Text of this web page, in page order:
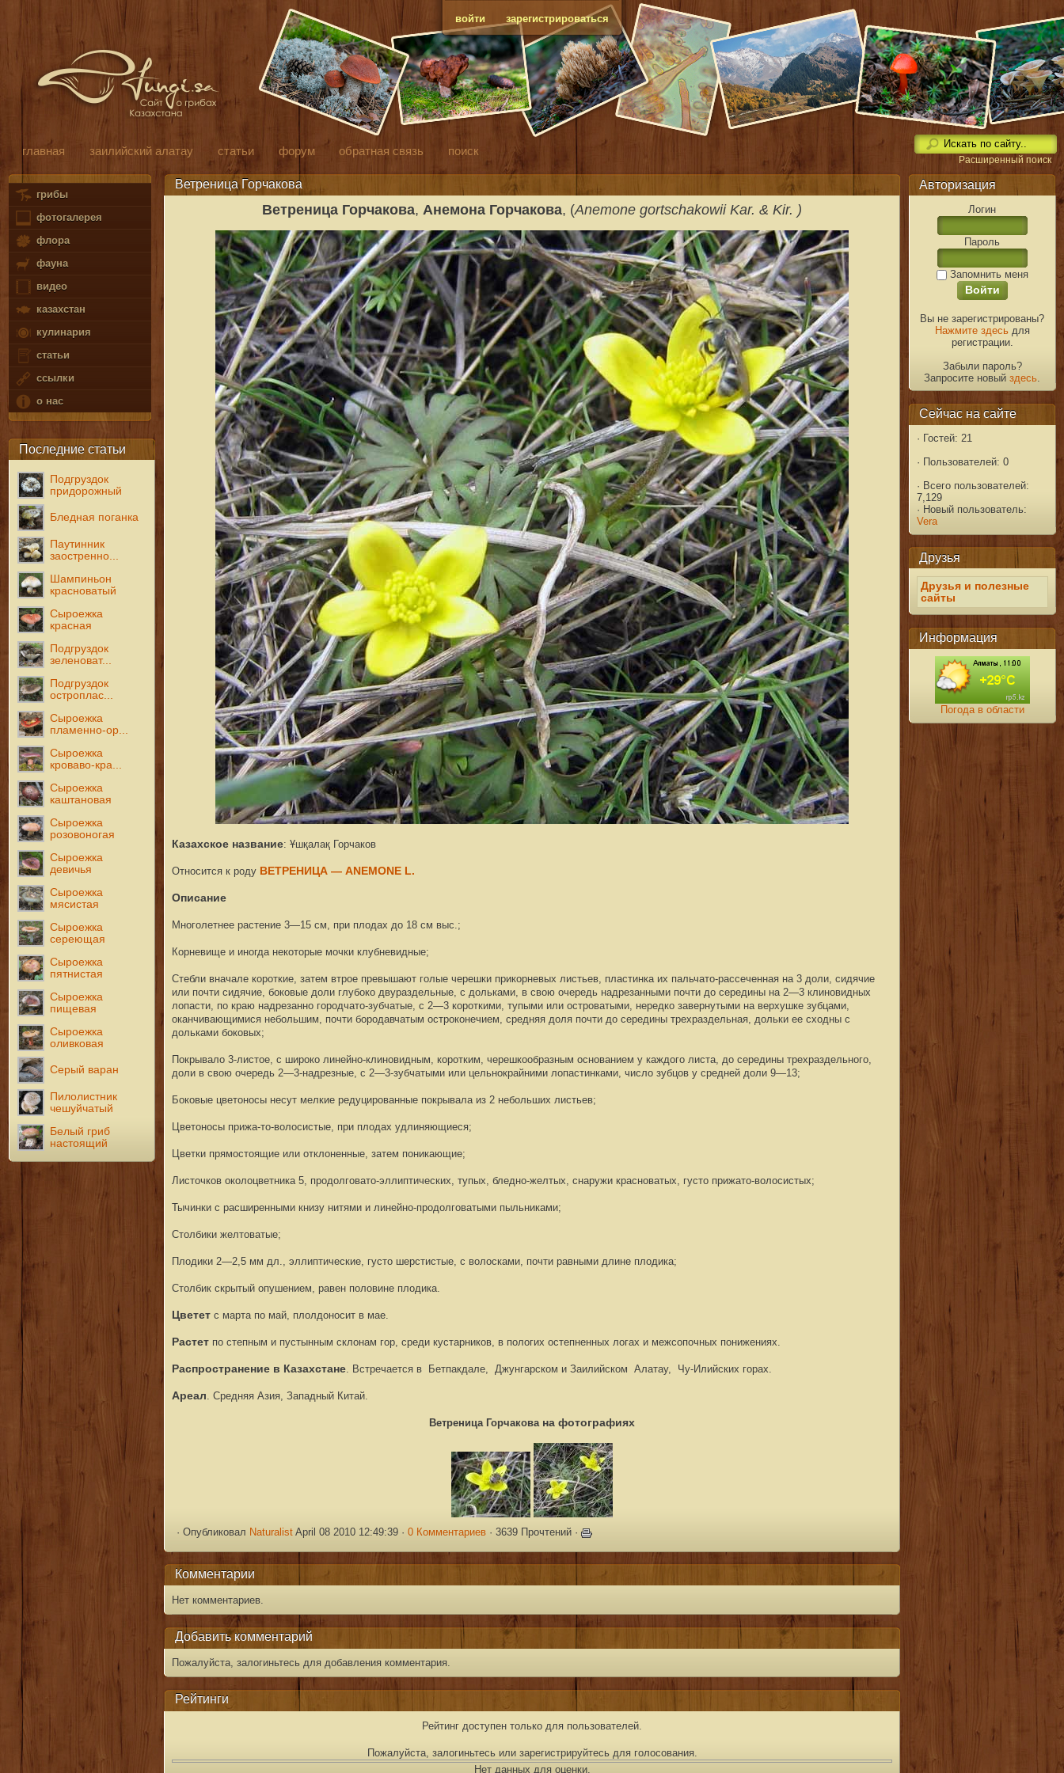
войти зарегистрироваться
главная заилийский алатау статьи форум обратная связь поиск
Расширенный поиск
грибы
фотогалерея
флора
фауна
видео
казахстан
кулинария
статьи
ссылки
о нас
Последние статьи
Подгруздок
придорожный
Бледная поганка
Паутинник
заостренно...
Шампиньон
красноватый
Сыроежка
красная
Подгруздок
зеленоват...
Подгруздок
остроплас...
Сыроежка
пламенно-ор...
Сыроежка
кроваво-кра...
Сыроежка
каштановая
Сыроежка
розовоногая
Сыроежка
девичья
Сыроежка
мясистая
Сыроежка
сереющая
Сыроежка
пятнистая
Сыроежка
пищевая
Сыроежка
оливковая
Серый варан
Пилолистник
чешуйчатый
Белый гриб
настоящий
Авторизация
Логин
Пароль
Запомнить меня
Вы не зарегистрированы?
Нажмите здесьдля
регистрации.
Забыли пароль?
Запросите новыйздесь
Сейчас на сайте
· Гостей: 21
· Пользователей: 0
· Всего пользователей:
7,129
· Новый пользователь:
Vera
Друзья
Друзья и полезные
сайты
Информация
Погода в области
Ветреница Горчакова
Ветреница Горчакова, Анемона Горчакова, (Anemone gortschakowii Kar. & Kir. )
Казахское название: Ұшқалақ Горчаков
Относится к роду ВЕТРЕНИЦА — ANEMONE L.
Описание
Многолетнее растение 3—15 см, при плодах до 18 см выс.;
Корневище и иногда некоторые мочки клубневидные;
Стебли вначале короткие, затем втрое превышают голые черешки прикорневых листьев, пластинка их пальчато-рассеченная на 3 доли, сидячие
или почти сидячие, боковые доли глубоко двураздельные, с дольками, в свою очередь надрезанными почти до середины на 2—3 клиновидных
лопасти, по краю надрезанно городчато-зубчатые, с 2—3 короткими, тупыми или островатыми, нередко завернутыми на верхушке зубцами,
оканчивающимися небольшим, почти бородавчатым остроконечием, средняя доля почти до середины трехраздельная, дольки ее сходны с
дольками боковых;
Покрывало 3-листое, с широко линейно-клиновидным, коротким, черешкообразным основанием у каждого листа, до середины трехраздельного,
доли в свою очередь 2—3-надрезные, с 2—3-зубчатыми или цельнокрайними лопастинками, число зубцов у средней доли 9—13;
Боковые цветоносы несут мелкие редуцированные покрывала из 2 небольших листьев;
Цветоносы прижа-то-волосистые, при плодах удлиняющиеся;
Цветки прямостоящие или отклоненные, затем поникающие;
Листочков околоцветника 5, продолговато-эллиптических, тупых, бледно-желтых, снаружи красноватых, густо прижато-волосистых;
Тычинки с расширенными книзу нитями и линейно-продолговатыми пыльниками;
Столбики желтоватые;
Плодики 2—2,5 мм дл., эллиптические, густо шерстистые, с волосками, почти равными длине плодика;
Столбик скрытый опушением, равен половине плодика.
Цветет с марта по май, плолдоносит в мае.
Растетпо степным и пустынным склонам гор, среди кустарников, в пологих остепненных логах и межсопочных понижениях.
Распространение в Казахстане. Встречается в Бетпакдале, Джунгарском и Заилийском Алатау, Чу-Илийских горах.
Ареал . Средняя Азия, Западный Китай.
Ветреница Горчакова на фотографиях
· Опубликовал Naturalist April 08 2010 12:49:39 ·0 Комментариев · 3639 Прочтений ·
Комментарии
Нет комментариев.
Добавить комментарий
Пожалуйста, залогиньтесь для добавления комментария.
Рейтинги
Рейтинг доступен только для пользователей.
Пожалуйста, залогиньтесь или зарегистрируйтесь для голосования.
Нет данных для оценки.